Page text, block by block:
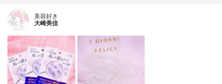
美容好き
大崎美佳